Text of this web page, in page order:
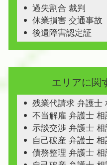
過失割合 裁判
休業損害 交通事故
後遺障害認定証
エリアに関
残業代請求 弁護士
不当解雇 弁護士 相
示談交渉 弁護士
自己破産 弁護士
債務整理 弁護士